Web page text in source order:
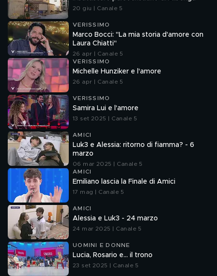
20 giu | Canale 5
VERISSIMO
Marco Bocci: "La mia storia d'amore con
Laura Chiatti"
26 apr | Canale 5
VERISSIMO
Michelle Hunziker e l'amore
26 apr | Canale 5
VERISSIMO
Samira Lui e l'amore
13 set 2025 | Canale 5
AMICI
Luk3 e Alessia: ritorno di fiamma? - 6
marzo
06 mar 2025 | Canale 5
AMICI
Emiliano lascia la Finale di Amici
17 mag | Canale 5
AMICI
Alessia e Luk3 - 24 marzo
24 mar 2025 | Canale 5
UOMINI E DONNE
Lucia, Rosario e... il trono
23 set 2025 | Canale 5